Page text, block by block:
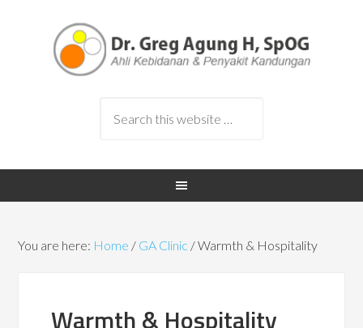
You are here: Home / GA Clinic /Warmth & Hospitality
Warmth & Hospitality